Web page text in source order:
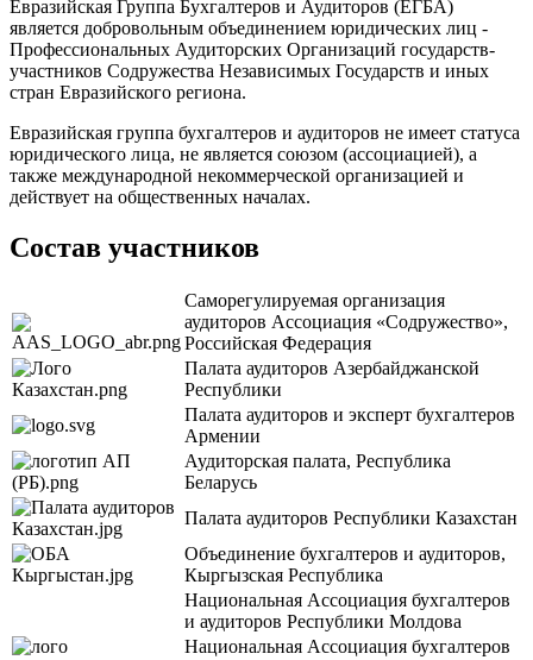
Евразийская Группа Бухгалтеров и Аудиторов (ЕГБА)
является добровольным объединением юридических лиц -
Профессиональных Аудиторских Организаций государств-
участников Содружества Независимых Государств и иных
стран Евразийского региона.
Евразийская группа бухгалтеров и аудиторов не имеет статуса
юридического лица, не является союзом (ассоциацией), а
также международной некоммерческой организацией и
действует на общественных началах.
Состав участников
Саморегулируемая организация
аудиторов Ассоциация «Содружество»,
Российская Федерация
Палата аудиторов Азербайджанской
Республики
Палата аудиторов и эксперт бухгалтеров
Армении
Аудиторская палата, Республика
Беларусь
Палата аудиторов Республики Казахстан
Объединение бухгалтеров и аудиторов,
Кыргызская Республика
Национальная Ассоциация бухгалтеров
и аудиторов Республики Молдова
Национальная Ассоциация бухгалтеров